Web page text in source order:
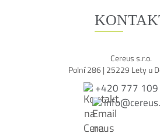
Cereus s.r.o.
Polní 286 | 25229 Lety u
+420 777